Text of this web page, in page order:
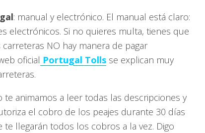
: manual y electrónico. El manual está claro:
electrónicos. Si no quieres multa, tienes que
NO hay manera de pagar
oficial Portugal Tolls se explican muy
te animamos a leer todas las descripciones y
el cobro de los peajes durante 30 días
llegarán todos los cobros a la vez. Digo